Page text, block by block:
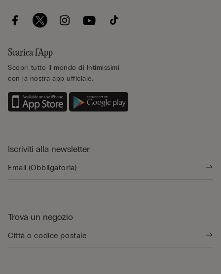
Scarica l’App
Scopri tutto il mondo di Intimissimi
con la nostra app ufficiale.
Iscriviti alla newsletter
Trova un negozio